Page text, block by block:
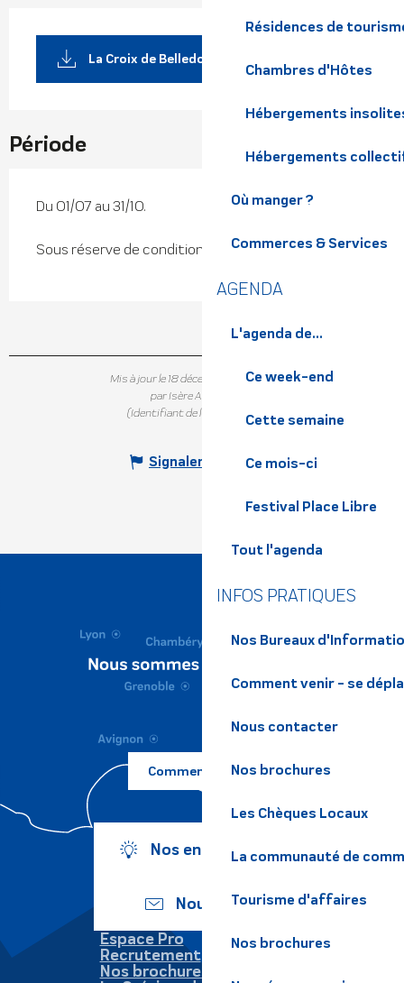
Résidences de
Chambres d'Hôtes
Hébergements
Hébergements
Où manger ?
Commerces & Services
AGENDA
L'agenda de...
Ce week-end
Cette semaine
Ce mois-ci
Festival Place Libre
Tout l'agenda
INFOS PRATIQUES
Nos Bureaux
Comment venir - se
Nous contacter
Nos brochures
Les Chèques Locaux
La communauté de
Tourisme d'affaires
Nos brochures
La Croix de Belledonne
Période
Du 01/07 au 31/10.
Sous réserve de conditions météo favorables.
Mis à jour le 18 décembre 2025 à 15:02
par Isère Attractivité
(Identifiant de l'offre :
293887
Signaler une erreur
Comment venir ?
Nos engagements
Nous écrire
Espace Pro
Recrutement
Nos brochures